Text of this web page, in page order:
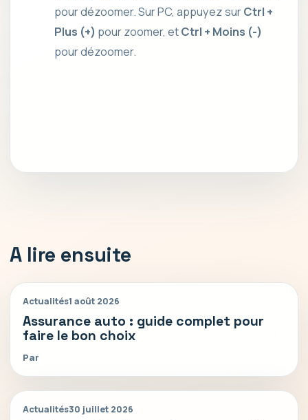
pour dézoomer. Sur PC, appuyez surCtrl +
Plus (+) pour zoomer, etCtrl + Moins (-)
pour dézoomer.
A lire ensuite
Actualités1 août 2026
Assurance auto : guide complet pour
faire le bon choix
Par
Actualités30 juillet 2026